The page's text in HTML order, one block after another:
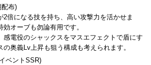
配布)
2倍になる技を持ち、高い攻撃力を活かせま
オーブも勿論有用です。
感電役のシャックスをマスエフェクトで盾にす
の奥義Lv上昇も狙う構成も考えられます。
ベントSSR)